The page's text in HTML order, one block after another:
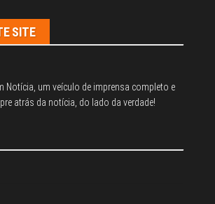
SITE
Notícia, um veículo de imprensa completo e
atrás da notícia, do lado da verdade!